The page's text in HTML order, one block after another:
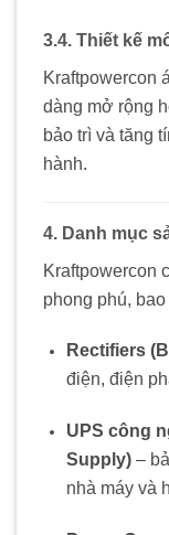
3.4. Thiết kế
Kraftpowercon
dàng mở rộng
bảo trì và tăng
hành.
4. Danh mục
Kraftpowercon
phong phú, bao
Rectifiers
điện, điện
UPS công
Supply)–
nhà máy và